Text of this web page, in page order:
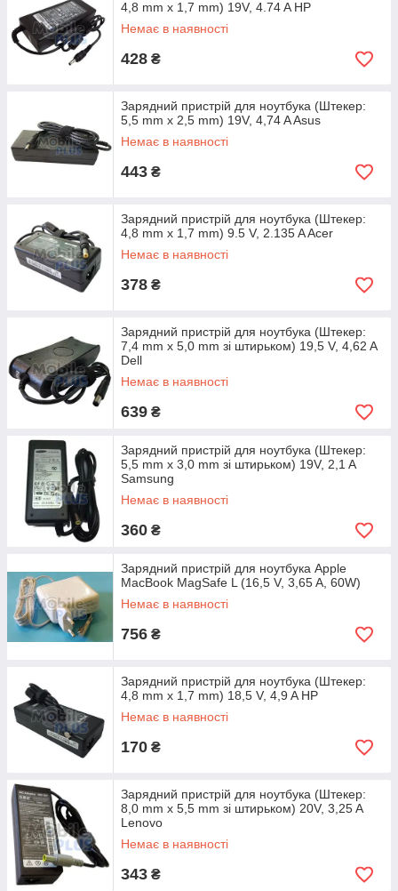
4,8 mm x 1,7 mm) 19V, 4.74 A HP
Немає в наявності
428 ₴
Зарядний пристрій для ноутбука (Штекер:
5,5 mm x 2,5 mm) 19V, 4,74 A Asus
Немає в наявності
443 ₴
Зарядний пристрій для ноутбука (Штекер:
4,8 mm x 1,7 mm) 9.5 V, 2.135 A Acer
Немає в наявності
378 ₴
Зарядний пристрій для ноутбука (Штекер:
7,4 mm x 5,0 mm зі штирьком) 19,5 V, 4,62 A
Dell
Немає в наявності
639 ₴
Зарядний пристрій для ноутбука (Штекер:
5,5 mm x 3,0 mm зі штирьком) 19V, 2,1 A
Samsung
Немає в наявності
360 ₴
Зарядний пристрій для ноутбука Apple
MacBook MagSafe L (16,5 V, 3,65 A, 60W)
Немає в наявності
756 ₴
Зарядний пристрій для ноутбука (Штекер:
4,8 mm x 1,7 mm) 18,5 V, 4,9 A HP
Немає в наявності
170 ₴
Зарядний пристрій для ноутбука (Штекер:
8,0 mm x 5,5 mm зі штирьком) 20V, 3,25 A
Lenovo
Немає в наявності
343 ₴